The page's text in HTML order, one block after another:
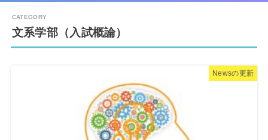
文系学部（入試概論）
Newsの更新